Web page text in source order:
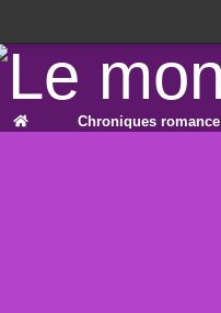
Home Chroniques romance